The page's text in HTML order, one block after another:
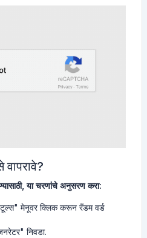
या चरणांचे अनुसरण करा:
"टूल्स" मेनूवर क्लिक करून रँडम वर्ड
निवडा.